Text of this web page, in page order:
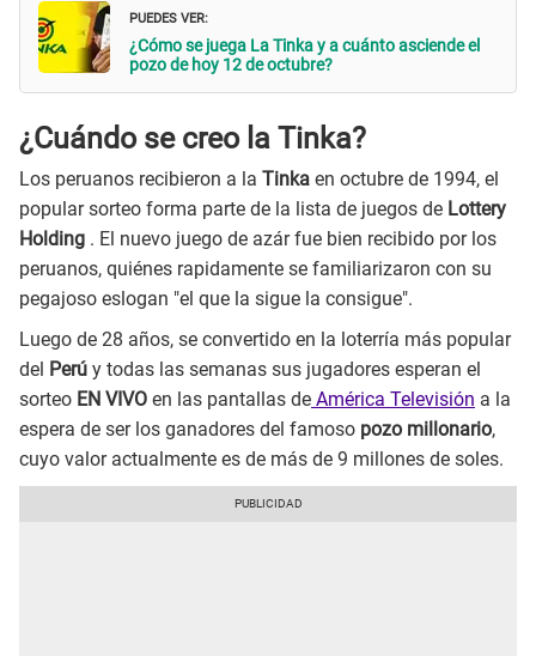
PUEDES VER:
¿Cómo se juega La Tinka y a cuánto asciende el
pozo de hoy 12 de octubre?
¿Cuándo se creo la Tinka?
Los peruanos recibieron a la Tinka en octubre de 1994, el
popular sorteo forma parte de la lista de juegos de Lottery
Holding . El nuevo juego de azár fue bien recibido por los
peruanos, quiénes rapidamente se familiarizaron con su
pegajoso eslogan "el que la sigue la consigue".
Luego de 28 años, se convertido en la loterría más popular
del Perú y todas las semanas sus jugadores esperan el
sorteo EN VIVO en las pantallas de América Televisión a la
espera de ser los ganadores del famoso pozo millonario,
cuyo valor actualmente es de más de 9 millones de soles.